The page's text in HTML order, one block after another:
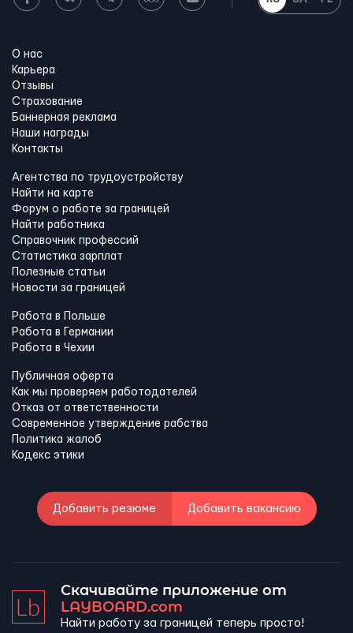
О нас
Карьера
Отзывы
Страхование
Баннерная реклама
Наши награды
Контакты
Агентства по трудоустройству
Найти на карте
Форум о работе за границей
Найти работника
Справочник профессий
Статистика зарплат
Полезные статьи
Новости за границей
Работа в Польше
Работа в Германии
Работа в Чехии
Публичная оферта
Как мы проверяем работодателей
Отказ от ответственности
Современное утверждение рабства
Политика жалоб
Кодекс этики
Добавить резюме Добавить вакансию
Скачивайте приложение от
LAYBOARD.com
Найти работу за границей теперь просто!